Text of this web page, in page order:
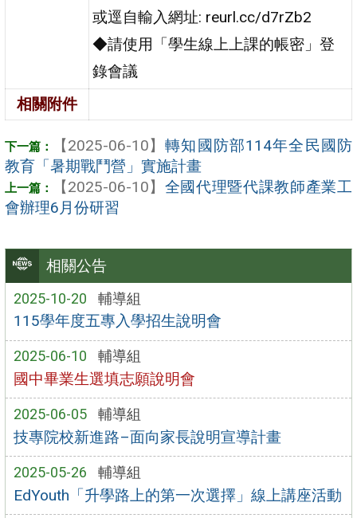
相關公告
2025-10-20 輔導組
115學年度五專入學招生說明會
2025-06-10 輔導組
國中畢業生選填志願說明會
2025-06-05 輔導組
技專院校新進路–面向家長說明宣導計畫
2025-05-26 輔導組
EdYouth「升學路上的第一次選擇」線上講座活動
或逕自輸入網址: reurl.cc/d7rZb2
◆請使用「學生線上上課的帳密」登
錄會議
相關附件
【2025-06-10】 轉知國防部114年全民國防
教育「暑期戰鬥營」實施計畫
【2025-06-10】 全國代理暨代課教師產業工
會辦理6月份研習